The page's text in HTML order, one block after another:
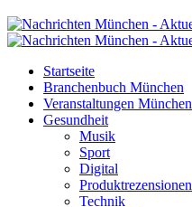
Startseite
Branchenbuch München
Veranstaltungen München
Gesundheit
Musik
Sport
Digital
Produktrezensionen
Technik